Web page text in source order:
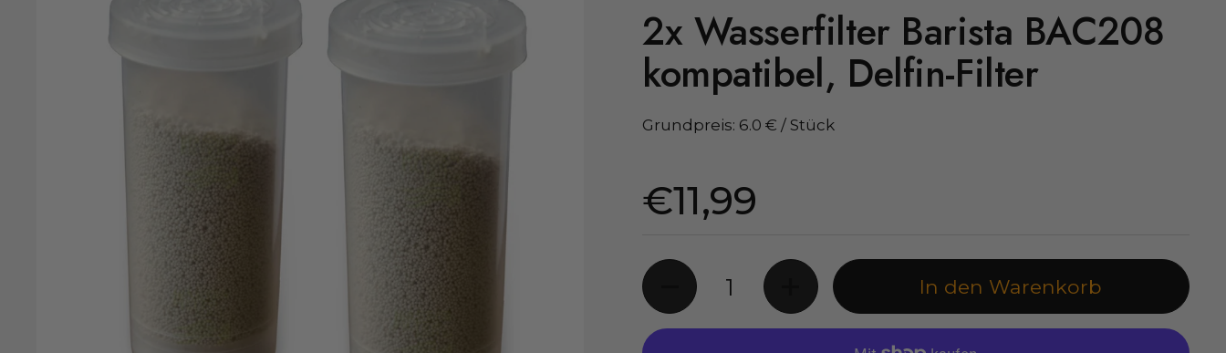
2x Wasserfilter Barista BAC208
kompatibel, Delfin-Filter
Grundpreis: 6.0 € / Stück
Preis:
€11,99
Anzahl
In den Warenkorb